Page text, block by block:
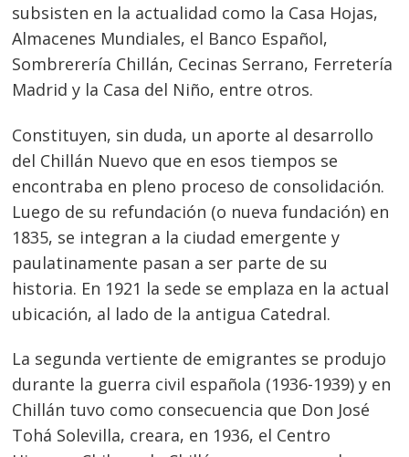
subsisten en la actualidad como la Casa Hojas,
Almacenes Mundiales, el Banco Español,
Sombrerería Chillán, Cecinas Serrano, Ferretería
Madrid y la Casa del Niño, entre otros.
Constituyen, sin duda, un aporte al desarrollo
del Chillán Nuevo que en esos tiempos se
encontraba en pleno proceso de consolidación.
Luego de su refundación (o nueva fundación) en
1835, se integran a la ciudad emergente y
paulatinamente pasan a ser parte de su
historia. En 1921 la sede se emplaza en la actual
ubicación, al lado de la antigua Catedral.
La segunda vertiente de emigrantes se produjo
durante la guerra civil española (1936-1939) y en
Chillán tuvo como consecuencia que Don José
Tohá Solevilla, creara, en 1936, el Centro